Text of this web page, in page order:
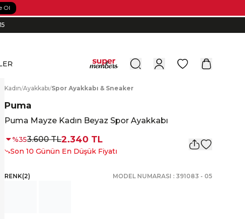
Ol
0
Kadın/Ayakkabı/Spor Ayakkabı & Sneaker
Puma
Puma Mayze Kadın Beyaz Spor Ayakkabı
%353.600 TL2.340 TL
Son 10 Günün En Düşük Fiyatı
RENK(2) MODEL NUMARASI : 391083 - 05